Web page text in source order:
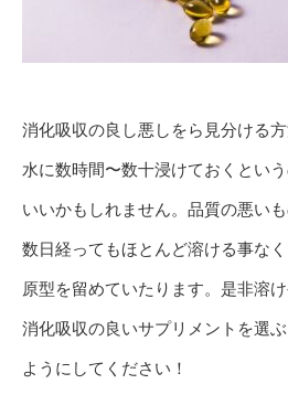
消化吸収の良し悪しをら見分ける方
水に数時間〜数十浸けておくとい
いいかもしれません。品質の悪いも
数日経ってもほとんど溶ける事なく
原型を留めていたります。是非溶
消化吸収の良いサプリメントを選ぶ
ようにしてください！